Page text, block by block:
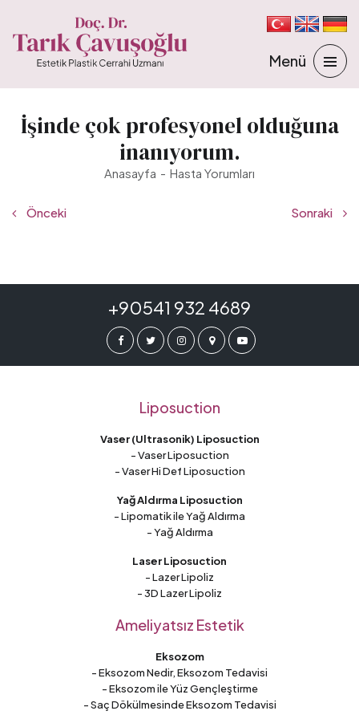
İşinde çok profesyonel olduğuna
inanıyorum.
Anasayfa Hasta Yorumları
Önceki Sonraki
+90541 932 4689
Liposuction
Vaser (Ultrasonik) Liposuction
- Vaser Liposuction
- Vaser Hi Def Liposuction
Yağ Aldırma Liposuction
- Lipomatik ile Yağ Aldırma
- Yağ Aldırma
Laser Liposuction
- Lazer Lipoliz
- 3D Lazer Lipoliz
Ameliyatsız Estetik
Eksozom
- Eksozom Nedir, Eksozom Tedavisi
- Eksozom ile Yüz Gençleştirme
- Saç Dökülmesinde Eksozom Tedavisi